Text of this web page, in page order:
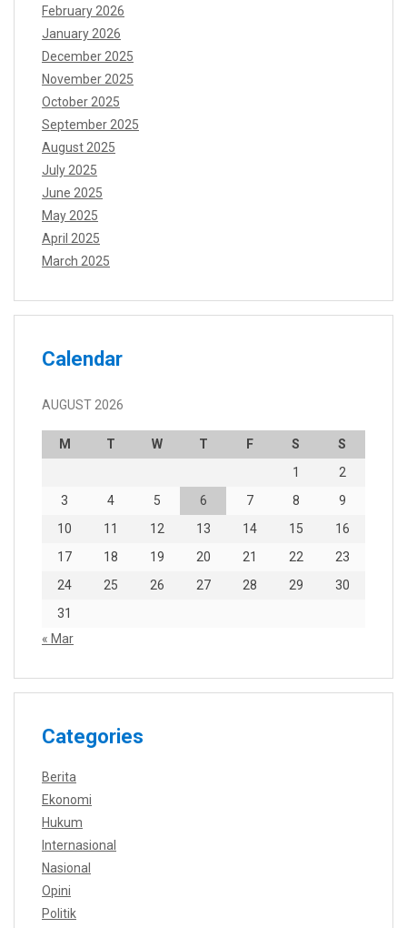
February 2026
January 2026
December 2025
November 2025
October 2025
September 2025
August 2025
July 2025
June 2025
May 2025
April 2025
March 2025
Calendar
AUGUST 2026
M T W T F S
S
1
2
3
4 5 6 7 8
9
10
11 12 13 14 15
16
17
18 19 20 21 22
23
24
25 26 27 28 29
30
31
« Mar
Categories
Berita
Ekonomi
Hukum
Internasional
Nasional
Opini
Politik